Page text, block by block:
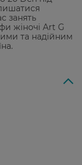
занять
жіночі Art G
та надійним